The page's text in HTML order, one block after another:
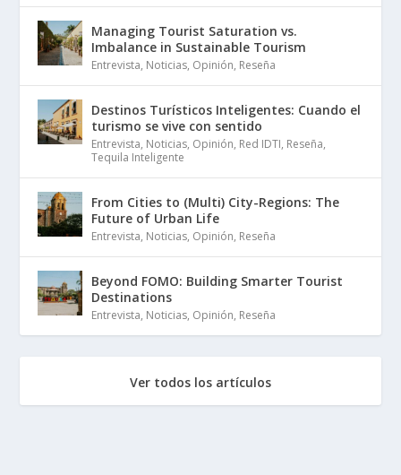
Managing Tourist Saturation vs.
Imbalance in Sustainable Tourism
Entrevista, Noticias, Opinión, Reseña
Destinos Turísticos Inteligentes: Cuando el
turismo se vive con sentido
Entrevista, Noticias, Opinión, Red IDTI, Reseña,
Tequila Inteligente
From Cities to (Multi) City-Regions: The
Future of Urban Life
Entrevista, Noticias, Opinión, Reseña
Beyond FOMO: Building Smarter Tourist
Destinations
Entrevista, Noticias, Opinión, Reseña
Ver todos los artículos